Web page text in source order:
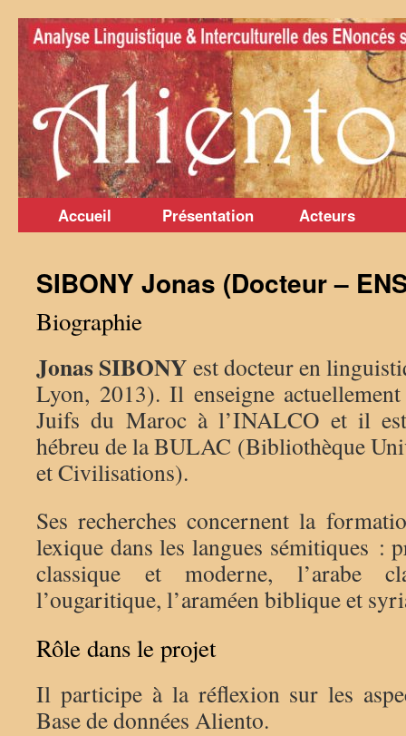
Aller
au
contenu
Accueil Présentation Acteurs
SIBONY Jonas (Docteur –
Biographie
Jonas SIBONY est docteur en
Lyon, 2013). Il enseigne
Juifs du Maroc à l’INALCO et il
hébreu de la BULAC (Bibliothèque
et Civilisations).
Ses recherches concernent la
lexique dans les langues sémitiques :
classique et moderne, l’arabe
l’ougaritique, l’araméen biblique et
Rôle dans le projet
Il participe à la réflexion sur les
Base de données Aliento.